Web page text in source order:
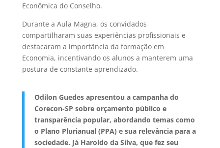
Econômica do Conselho.
Durante a Aula Magna, os convidados
compartilharam suas experiências profissionais e
destacaram a importância da formação em
Economia, incentivando os alunos a manterem uma
postura de constante aprendizado.
Odilon Guedes apresentou a campanha do
Corecon-SP sobre orçamento público e
transparência popular, abordando temas como
o Plano Plurianual (PPA) e sua relevância para a
sociedade. Já Haroldo da Silva, que fez seu